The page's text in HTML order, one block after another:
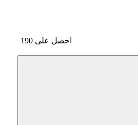
احصل على 190